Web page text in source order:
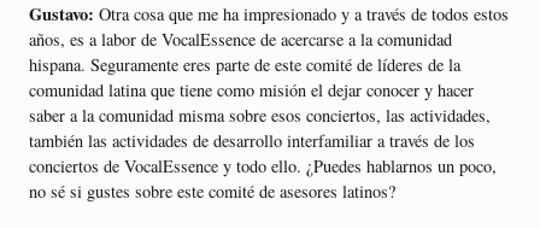
Gustavo: Otra cosa que me ha impresionado y a través de todos estos
años, es a labor de VocalEssence de acercarse a la comunidad
hispana. Seguramente eres parte de este comité de líderes de la
comunidad latina que tiene como misión el dejar conocer y hacer
saber a la comunidad misma sobre esos conciertos, las actividades,
también las actividades de desarrollo interfamiliar a través de los
conciertos de VocalEssence y todo ello. ¿Puedes hablarnos un poco,
no sé si gustes sobre este comité de asesores latinos?